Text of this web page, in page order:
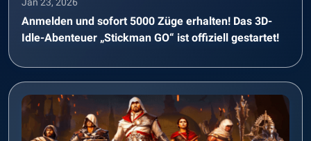
Anmelden und sofort 5000 Züge erhalten! Das 3D-
Idle-Abenteuer „Stickman GO“ ist offiziell gestartet!